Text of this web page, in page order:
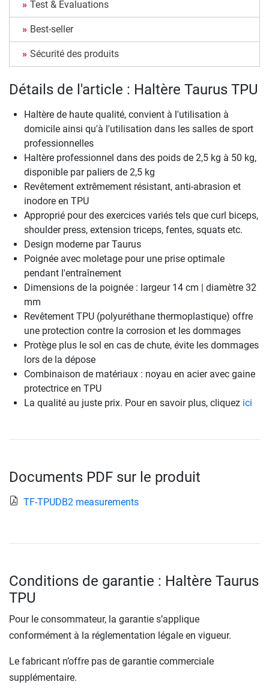
Test & Évaluations
Best-seller
Sécurité des produits
Détails de l'article : Haltère Taurus TPU
Haltère de haute qualité, convient à l'utilisation à
domicile ainsi qu'à l'utilisation dans les salles de sport
professionnelles
Haltère professionnel dans des poids de 2,5 kg à 50 kg,
disponible par paliers de 2,5 kg
Revêtement extrêmement résistant, anti-abrasion et
inodore en TPU
Approprié pour des exercices variés tels que curl biceps,
shoulder press, extension triceps, fentes, squats etc.
Design moderne par Taurus
Poignée avec moletage pour une prise optimale
pendant l'entraînement
Dimensions de la poignée : largeur 14 cm | diamètre 32
mm
Revêtement TPU (polyuréthane thermoplastique) offre
une protection contre la corrosion et les dommages
Protège plus le sol en cas de chute, évite les dommages
lors de la dépose
Combinaison de matériaux : noyau en acier avec gaine
protectrice en TPU
La qualité au juste prix. Pour en savoir plus, cliquez ici
Documents PDF sur le produit
TF-TPUDB2 measurements
Conditions de garantie : Haltère Taurus
TPU
Pour le consommateur, la garantie s’applique
conformément à la réglementation légale en vigueur.
Le fabricant n’offre pas de garantie commerciale
supplémentaire.